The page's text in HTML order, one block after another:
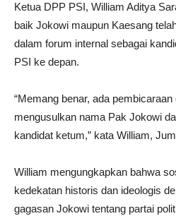
Ketua DPP PSI, William Aditya
baik Jokowi maupun Kaesang
dalam forum internal sebagai
PSI ke depan.
“Memang benar, ada
mengusulkan nama Pak Jokowi
kandidat ketum,” kata William,
William mengungkapkan bahwa
kedekatan historis dan ideologis
gagasan Jokowi tentang partai